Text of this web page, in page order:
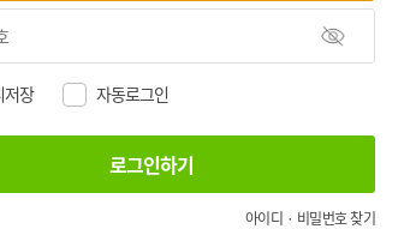
저장 자동로그인
아이디 · 비밀번호 찾기